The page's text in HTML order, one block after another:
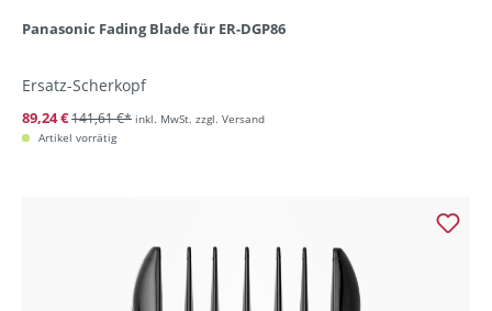
Panasonic Fading Blade für ER-DGP86
Ersatz-Scherkopf
89,24 €141,61 €* inkl. MwSt. zzgl. Versand
Artikel vorrätig